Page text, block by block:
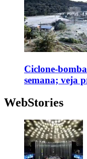
Ciclone-
semana; veja
WebStories